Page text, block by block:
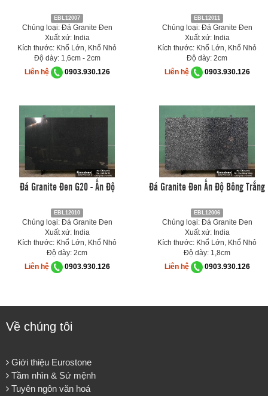
EBL12007
Chủng loại: Đá Granite Đen
Xuất xứ: India
Kích thước: Khổ Lớn, Khổ Nhỏ
Độ dày: 1,6cm - 2cm
Liên hệ
0903.930.126
EBL12011
Chủng loại: Đá Granite Đen
Xuất xứ: India
Kích thước: Khổ Lớn, Khổ Nhỏ
Độ dày: 2cm
Liên hệ
0903.930.126
Đá Granite Đen G20 - Ấn Độ
EBL12010
Chủng loại: Đá Granite Đen
Xuất xứ: India
Kích thước: Khổ Lớn, Khổ Nhỏ
Độ dày: 2cm
Liên hệ
0903.930.126
Đá Granite Đen Ấn Độ Bông Trắng
EBL12006
Chủng loại: Đá Granite Đen
Xuất xứ: India
Kích thước: Khổ Lớn, Khổ Nhỏ
Độ dày: 1,8cm
Liên hệ
0903.930.126
Về chúng tôi
Giới thiệu Eurostone
Tầm nhìn & Sứ mệnh
Tuyên ngôn văn hoá